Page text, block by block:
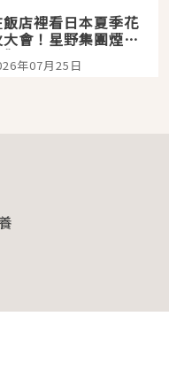
店裡看日本夏季花
大會！星野集團煙火
景觀飯店6選，讓你不用
人悠閒欣賞
年07月25日